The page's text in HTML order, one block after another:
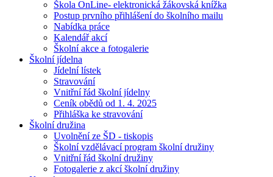
Škola OnLine- elektronická žákovská knížka
Postup prvního přihlášení do školního mailu
Nabídka práce
Kalendář akcí
Školní akce a fotogalerie
Školní jídelna
Jídelní lístek
Stravování
Vnitřní řád školní jídelny
Ceník obědů od 1. 4. 2025
Přihláška ke stravování
Školní družina
Uvolnění ze ŠD - tiskopis
Školní vzdělávací program školní družiny
Vnitřní řád školní družiny
Fotogalerie z akcí školní družiny